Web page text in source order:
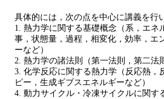
具体的には，次の点を中心に講義を行
1. 熱力学に関する基礎概念（系，エネ
事，状態量，過程，相変化，効率，エ
ーなど）
2. 熱力学の諸法則（第一法則，第二法
3. 化学反応に関する熱力学（反応熱，
ピー，生成ギブスエネルギーなど）
4. 動力サイクル・冷凍サイクルに関す